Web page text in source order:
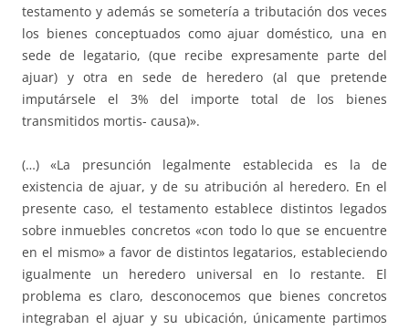
testamento y además se sometería a tributación dos veces
los bienes conceptuados como ajuar doméstico, una en
sede de legatario, (que recibe expresamente parte del
ajuar) y otra en sede de heredero (al que pretende
imputársele el 3% del importe total de los bienes
transmitidos mortis- causa)».
(…) «La presunción legalmente establecida es la de
existencia de ajuar, y de su atribución al heredero. En el
presente caso, el testamento establece distintos legados
sobre inmuebles concretos «con todo lo que se encuentre
en el mismo» a favor de distintos legatarios, estableciendo
igualmente un heredero universal en lo restante. El
problema es claro, desconocemos que bienes concretos
integraban el ajuar y su ubicación, únicamente partimos